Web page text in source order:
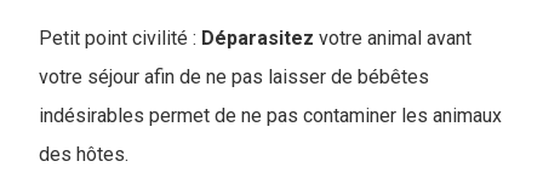
Petit point civilité : Déparasitez votre animal avant
votre séjour afin de ne pas laisser de bébêtes
indésirables permet de ne pas contaminer les animaux
des hôtes.